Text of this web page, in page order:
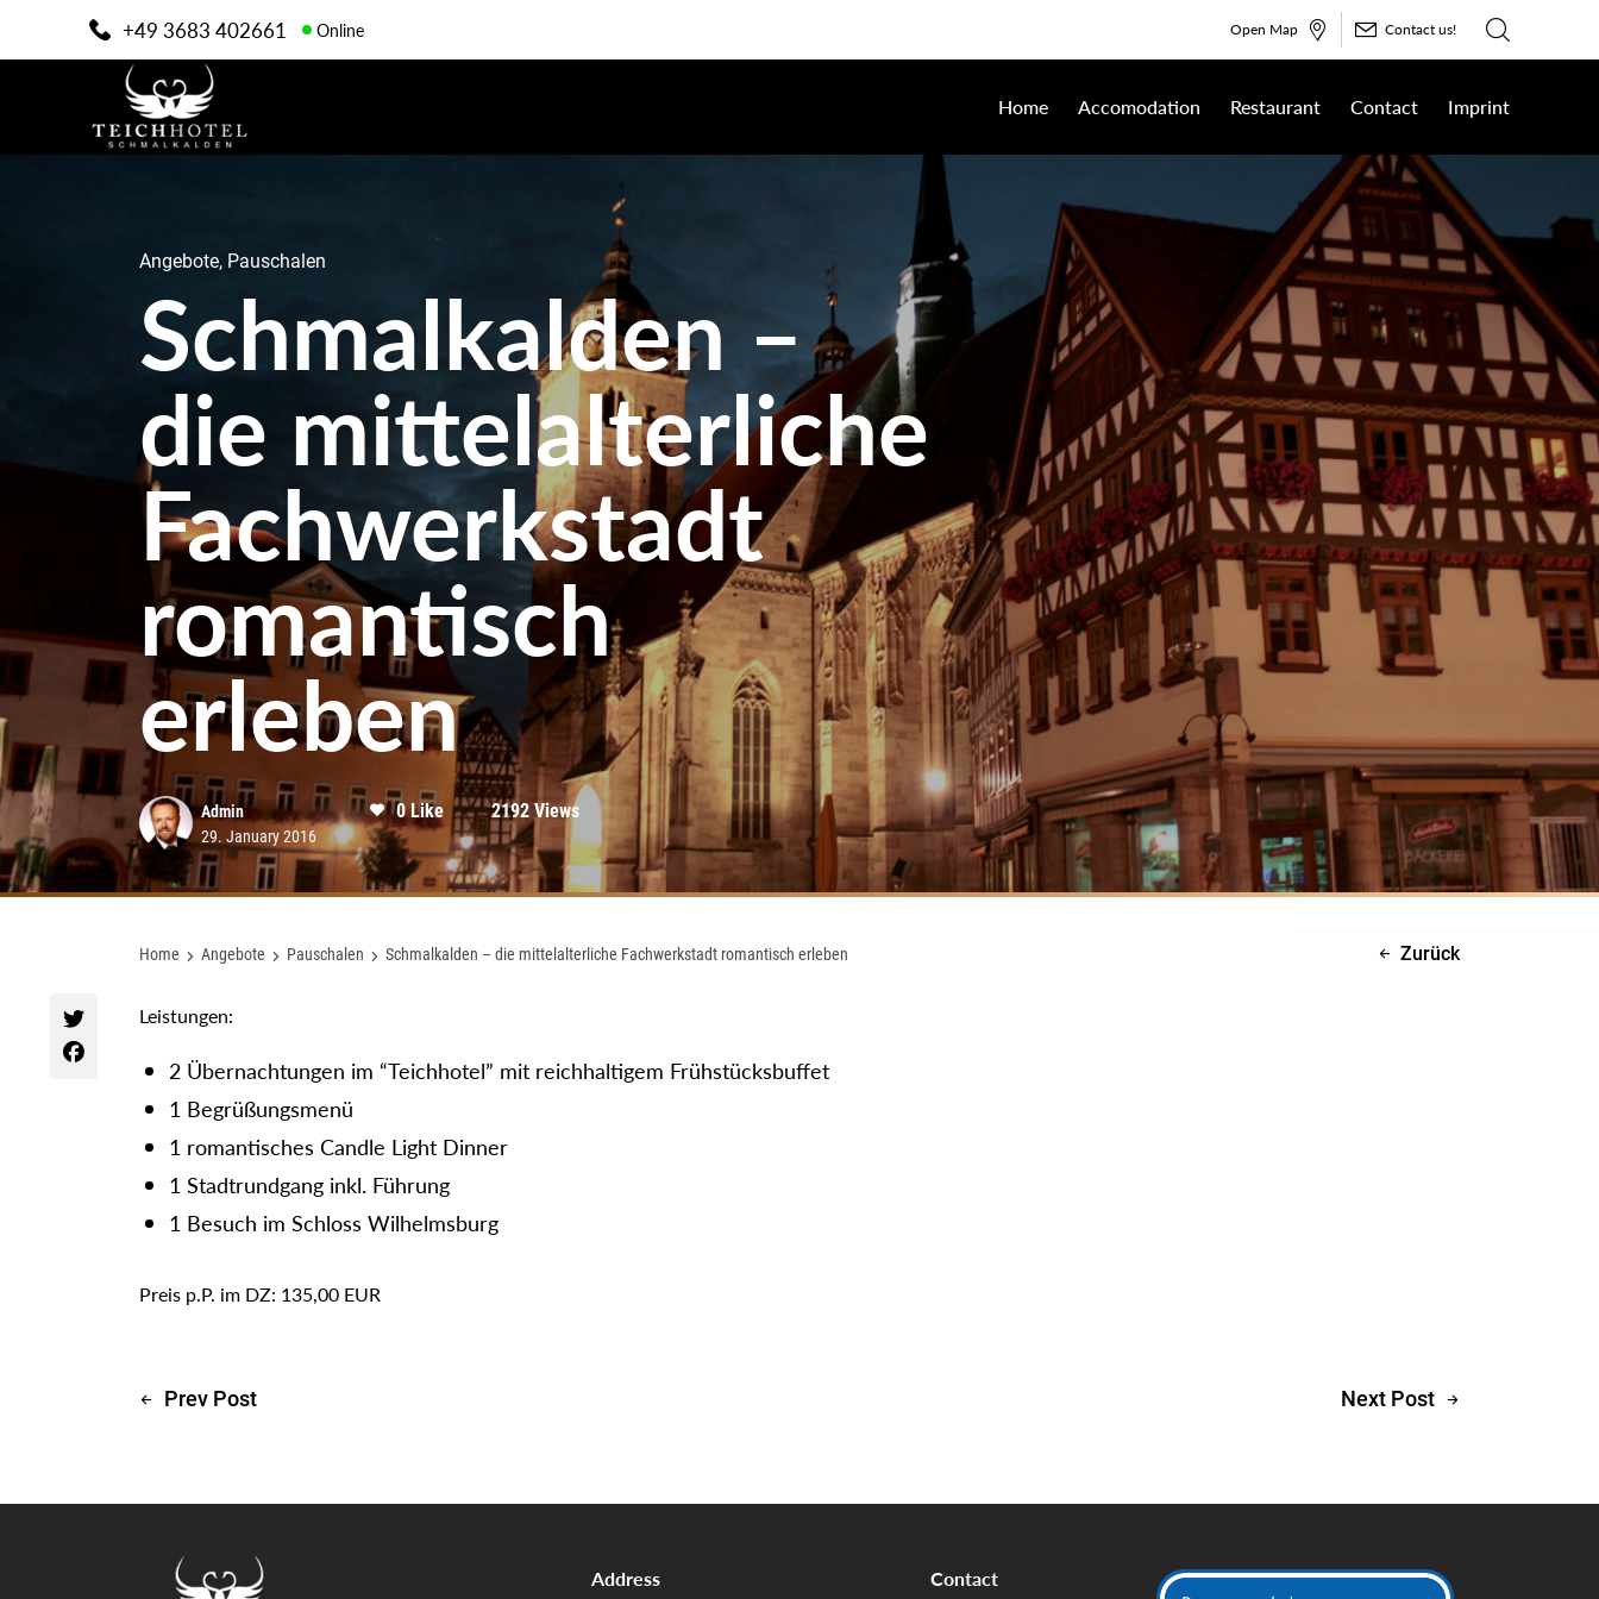
+49 3683 402661 Online Open Map Contact us!
Home Accomodation Restaurant Contact Imprint
Angebote, Pauschalen
Schmalkalden –
die mittelalterliche
Fachwerkstadt
romantisch
erleben
Admin
29. January 2016
0 Like 2192 Views
Home Angebote Pauschalen Schmalkalden – die mittelalterliche Fachwerkstadt romantisch erleben Zurück
Leistungen:
2 Übernachtungen im “Teichhotel” mit reichhaltigem Frühstücksbuffet
1 Begrüßungsmenü
1 romantisches Candle Light Dinner
1 Stadtrundgang inkl. Führung
1 Besuch im Schloss Wilhelmsburg
Preis p.P. im DZ: 135,00 EUR
Prev Post Next Post
Address Contact